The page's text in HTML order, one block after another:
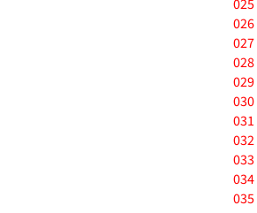
025
026
027
028
029
030
031
032
033
034
035